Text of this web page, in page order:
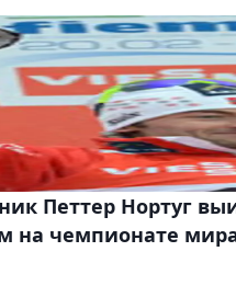
Петтер Нортуг
на чемпионате